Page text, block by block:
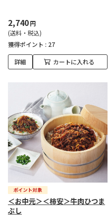
2,740円
(送料・税込)
獲得ポイント : 27
詳細 カートに入れる
＜お中元＞＜柿安＞牛肉ひつま
ぶし